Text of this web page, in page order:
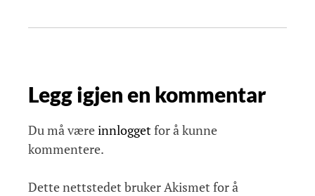
a
g
s
j
n
Legg igjen en kommentar
Du må væreinnlogget for å kunne
kommentere.
Dette nettstedet bruker Akismet for å